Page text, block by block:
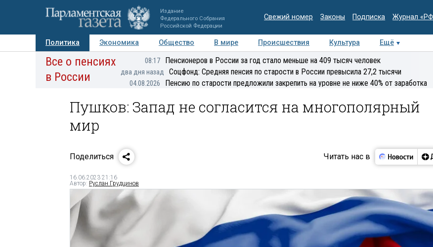
Издание
Федерального Собрания
Российской Федерации
Свежий номер Законы Подписка Журнал
Политика Экономика Общество В мире Происшествия Культура Ещё
Авторы Персоны Мнения Регионы Медиацентр Интервью Колумнисты
Все о пенсиях
в России
08:17 Пенсионеров в России за год стало меньше на 409 тысяч человек
два дня назад Соцфонд: Средняя пенсия по старости в России превысила 27,2 тысячи
04.08.2026 Пенсию по старости предложили закрепить на уровне не ниже 40% от заработка
Пушков: Запад не согласится на многополярный
мир
Поделиться Читать нас в
16.06.2023 21:16
Автор: Руслан Грудцинов